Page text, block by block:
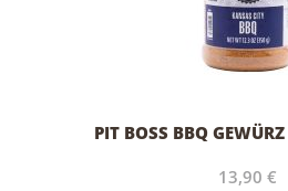
PIT BOSS BBQ
13,90 €